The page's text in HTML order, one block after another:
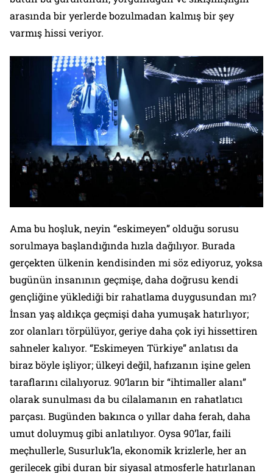
arasında bir yerlerde bozulmadan kalmış bir şey
varmış hissi veriyor.
Ama bu hoşluk, neyin “eskimeyen” olduğu sorusu
sorulmaya başlandığında hızla dağılıyor. Burada
gerçekten ülkenin kendisinden mi söz ediyoruz, yoksa
bugünün insanının geçmişe, daha doğrusu kendi
gençliğine yüklediği bir rahatlama duygusundan mı?
İnsan yaş aldıkça geçmişi daha yumuşak hatırlıyor;
zor olanları törpülüyor, geriye daha çok iyi hissettiren
sahneler kalıyor. “Eskimeyen Türkiye” anlatısı da
biraz böyle işliyor; ülkeyi değil, hafızanın işine gelen
taraflarını cilalıyoruz. 90’ların bir “ihtimaller alanı”
olarak sunulması da bu cilalamanın en rahatlatıcı
parçası. Bugünden bakınca o yıllar daha ferah, daha
umut doluymuş gibi anlatılıyor. Oysa 90’lar, faili
meçhullerle, Susurluk’la, ekonomik krizlerle, her an
gerilecek gibi duran bir siyasal atmosferle hatırlanan